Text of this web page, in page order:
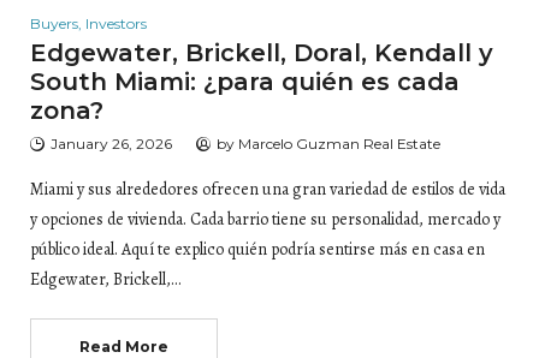
Buyers, Investors
Edgewater, Brickell, Doral, Kendall y
South Miami: ¿para quién es cada
zona?
January 26, 2026 by Marcelo Guzman Real Estate
Miami y sus alrededores ofrecen una gran variedad de estilos de vida
y opciones de vivienda. Cada barrio tiene su personalidad, mercado y
público ideal. Aquí te explico quién podría sentirse más en casa en
Edgewater, Brickell,…
Read More